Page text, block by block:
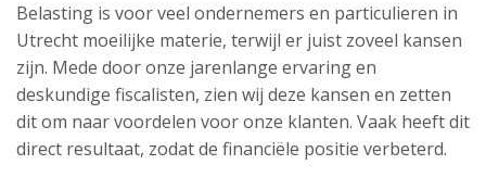
Belasting is voor veel ondernemers en particulieren in
Utrecht moeilijke materie, terwijl er juist zoveel kansen
zijn. Mede door onze jarenlange ervaring en
deskundige fiscalisten, zien wij deze kansen en zetten
dit om naar voordelen voor onze klanten. Vaak heeft dit
direct resultaat, zodat de financiële positie verbeterd.